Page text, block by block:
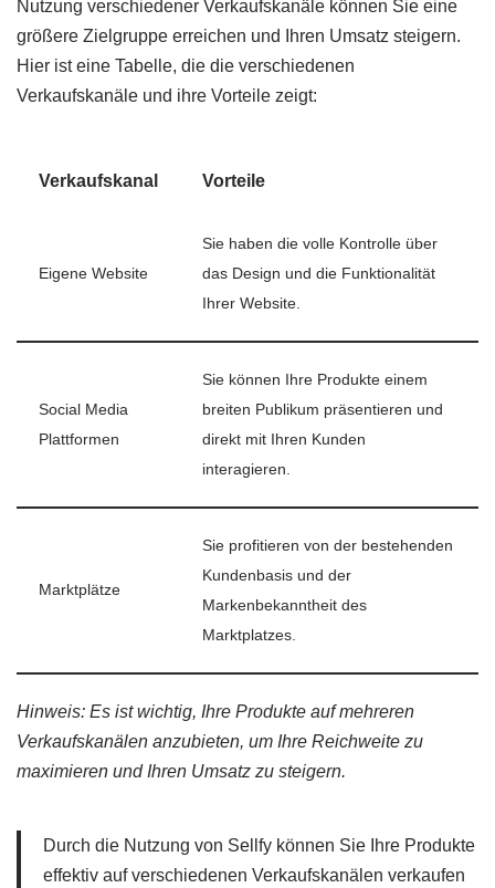
Nutzung verschiedener Verkaufskanäle können Sie eine
größere Zielgruppe erreichen und Ihren Umsatz steigern.
Hier ist eine Tabelle, die die verschiedenen
Verkaufskanäle und ihre Vorteile zeigt:
Verkaufskanal Vorteile
Eigene Website
Sie haben die volle Kontrolle über
das Design und die Funktionalität
Ihrer Website.
Social Media
Plattformen
Sie können Ihre Produkte einem
breiten Publikum präsentieren und
direkt mit Ihren Kunden
interagieren.
Marktplätze
Sie profitieren von der bestehenden
Kundenbasis und der
Markenbekanntheit des
Marktplatzes.
Hinweis: Es ist wichtig, Ihre Produkte auf mehreren
Verkaufskanälen anzubieten, um Ihre Reichweite zu
maximieren und Ihren Umsatz zu steigern.
Durch die Nutzung von Sellfy können Sie Ihre Produkte
effektiv auf verschiedenen Verkaufskanälen verkaufen